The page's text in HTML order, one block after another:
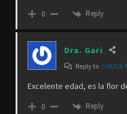
0 Reply
Dra. Gari
Reply to CHUCK
Excelente edad, es la flor
0 Reply